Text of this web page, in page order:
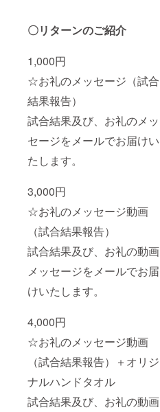
〇リターンのご紹介
1,000円
☆お礼のメッセージ（試合
結果報告）
試合結果及び、お礼のメッ
セージをメールでお届けい
たします。
3,000円
☆お礼のメッセージ動画
（試合結果報告）
試合結果及び、お礼の動画
メッセージをメールでお届
けいたします。
4,000円
☆お礼のメッセージ動画
（試合結果報告）＋オリジ
ナルハンドタオル
試合結果及び、お礼の動画